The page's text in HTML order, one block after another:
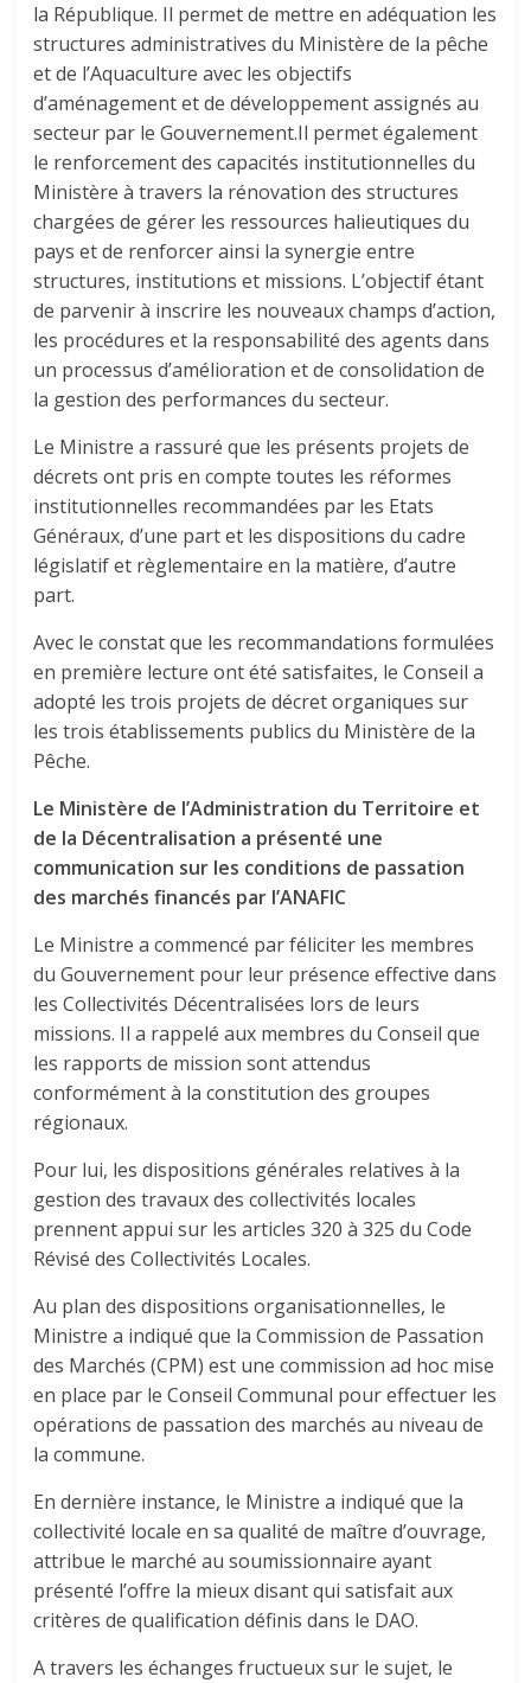
la République. Il permet de mettre en adéquation les
structures administratives du Ministère de la pêche
et de l’Aquaculture avec les objectifs
d’aménagement et de développement assignés au
secteur par le Gouvernement.Il permet également
le renforcement des capacités institutionnelles du
Ministère à travers la rénovation des structures
chargées de gérer les ressources halieutiques du
pays et de renforcer ainsi la synergie entre
structures, institutions et missions. L’objectif étant
de parvenir à inscrire les nouveaux champs d’action,
les procédures et la responsabilité des agents dans
un processus d’amélioration et de consolidation de
la gestion des performances du secteur.
Le Ministre a rassuré que les présents projets de
décrets ont pris en compte toutes les réformes
institutionnelles recommandées par les Etats
Généraux, d’une part et les dispositions du cadre
législatif et règlementaire en la matière, d’autre
part.
Avec le constat que les recommandations formulées
en première lecture ont été satisfaites, le Conseil a
adopté les trois projets de décret organiques sur
les trois établissements publics du Ministère de la
Pêche.
Le Ministère de l’Administration du Territoire et
de la Décentralisation a présenté une
communication sur les conditions de passation
des marchés financés par l’ANAFIC
Le Ministre a commencé par féliciter les membres
du Gouvernement pour leur présence effective dans
les Collectivités Décentralisées lors de leurs
missions. Il a rappelé aux membres du Conseil que
les rapports de mission sont attendus
conformément à la constitution des groupes
régionaux.
Pour lui, les dispositions générales relatives à la
gestion des travaux des collectivités locales
prennent appui sur les articles 320 à 325 du Code
Révisé des Collectivités Locales.
Au plan des dispositions organisationnelles, le
Ministre a indiqué que la Commission de Passation
des Marchés (CPM) est une commission ad hoc mise
en place par le Conseil Communal pour effectuer les
opérations de passation des marchés au niveau de
la commune.
En dernière instance, le Ministre a indiqué que la
collectivité locale en sa qualité de maître d’ouvrage,
attribue le marché au soumissionnaire ayant
présenté l’offre la mieux disant qui satisfait aux
critères de qualification définis dans le DAO.
A travers les échanges fructueux sur le sujet, le